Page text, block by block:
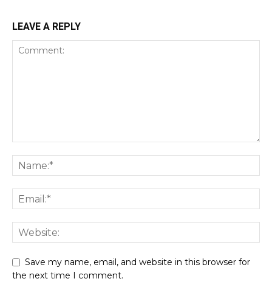
LEAVE A REPLY
Save my name, email, and website in this browser for
the next time I comment.